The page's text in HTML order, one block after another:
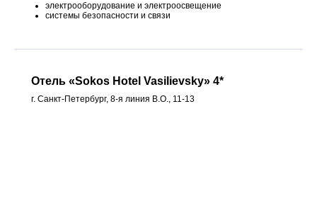
электрооборудование и электроосвещение
системы безопасности и связи
Отель «Sokos Hotel Vasilievsky» 4*
г. Санкт-Петербург, 8-я линия В.О., 11-13